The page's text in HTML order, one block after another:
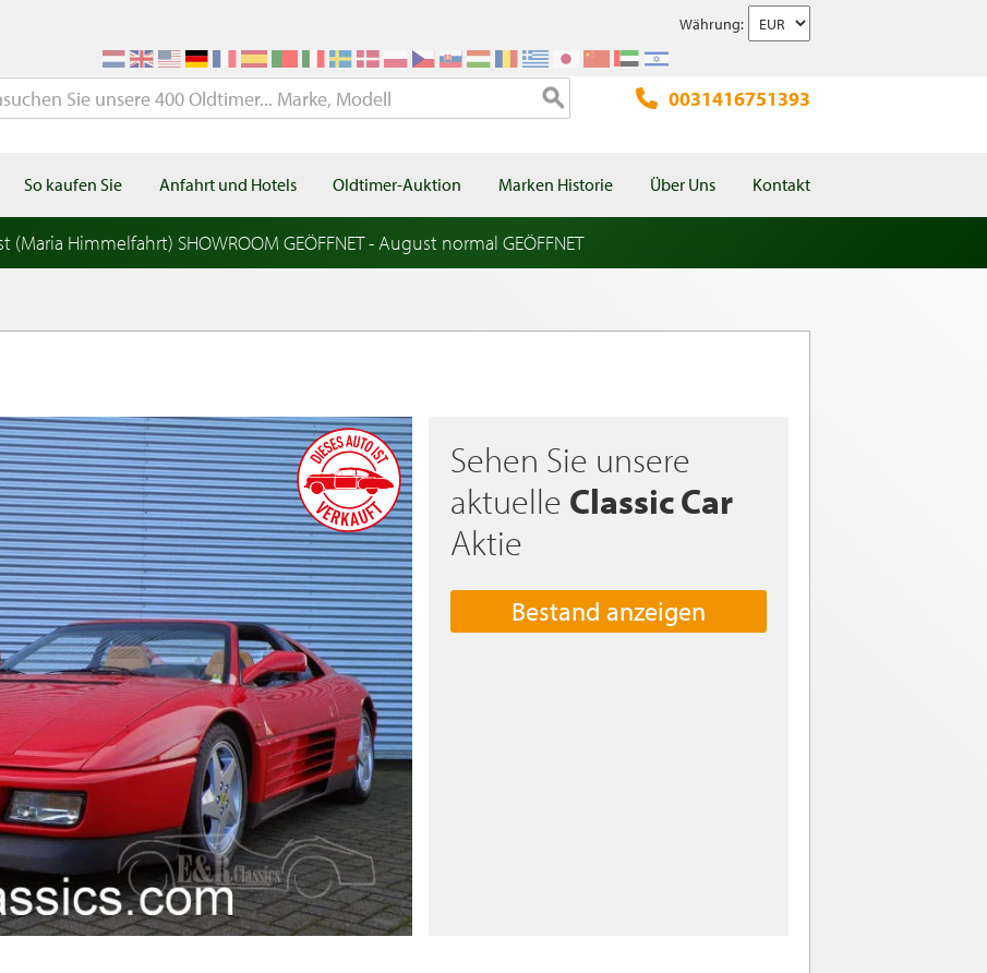
Währung:
0031416751393
So kaufen Sie Anfahrt und Hotels Oldtimer-Auktion Marken Historie Über Uns Kontakt
(Maria Himmelfahrt) SHOWROOM GEÖFFNET - August normal GEÖFFNET
Sehen Sie unsere
aktuelle Classic Car
Aktie
Bestand anzeigen